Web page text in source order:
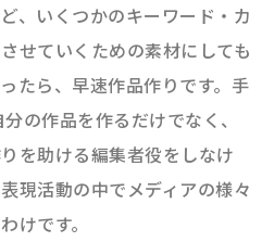
、いくつかのキーワード・カ
せていくための素材にしても
たら、早速作品作りです。手
の作品を作るだけでなく、
を助ける編集者役をしなけ
現活動の中でメディアの様々
けです。